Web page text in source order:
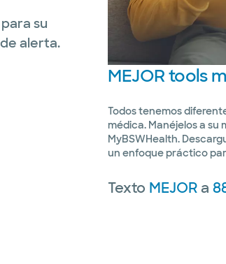
su
alerta.
MEJORtools
Todos tenemos
médica. Manéjelos a su
MyBSWHealth.
un enfoque práctico
Texto MEJORa